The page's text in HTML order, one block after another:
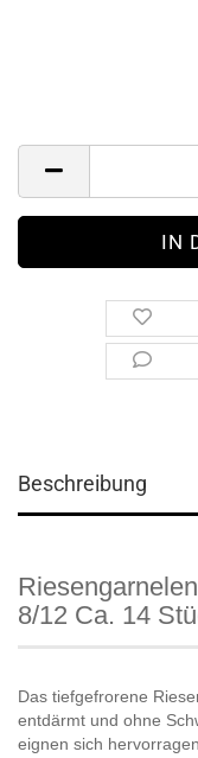
Beschreibung
8/12 Ca. 14
Das tiefgefrorene
entdärmt und ohne
eignen sich